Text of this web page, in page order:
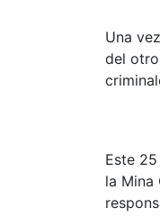
Una
del
Este
la Mina